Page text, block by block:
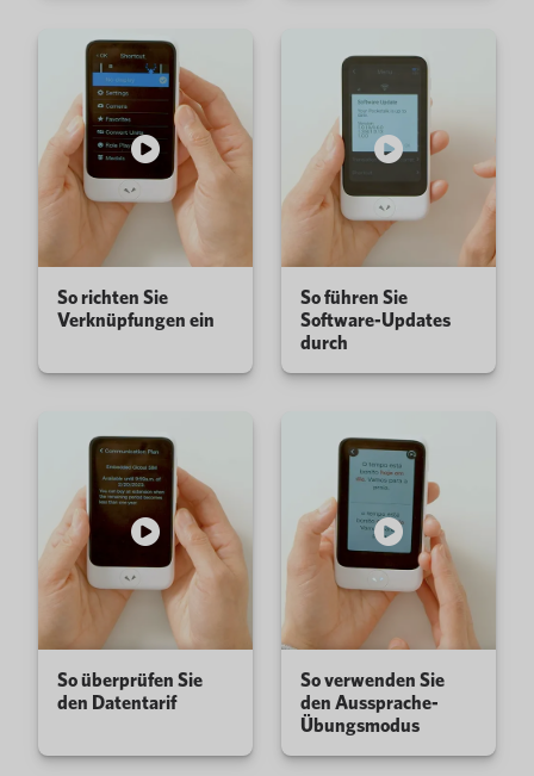
So richten Sie
Verknüpfungen ein
So führen Sie
Software-Updates
durch
So überprüfen Sie
den Datentarif
So verwenden Sie
den Aussprache-
Übungsmodus